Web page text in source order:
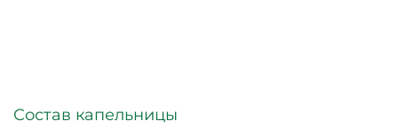
Состав капельницы